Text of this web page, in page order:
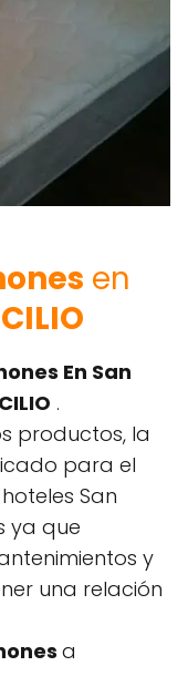
en
En San
.
productos, la
para el
San
ya que
y
una relación
a